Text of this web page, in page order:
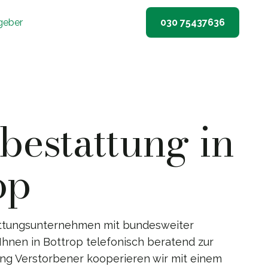
030 75437636
in
mit bundesweiter
in Bottrop telefonisch beratend zur
Verstorbener kooperieren wir mit einem